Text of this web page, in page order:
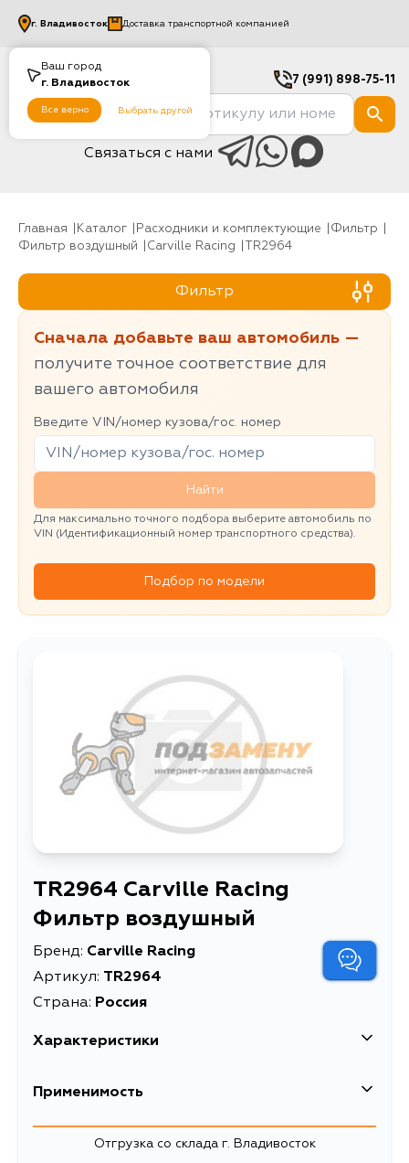
Ваш город
г. Владивосток
Все верно Выбрать другой
г. Владивосток Доставка транспортной компанией
7 (991) 898-75-11
Связаться с нами
Главная Каталог Расходники и комплектующие
фильтр
Фильтр воздушный
Carville Racing TR2964
Фильтр
Сначала добавьте ваш автомобиль —
получите точное соответствие для
вашего автомобиля
Введите VIN/номер кузова/гос. номер
Найти
Для максимально точного подбора выберите автомобиль по
VIN (Идентификационный номер транспортного средства).
Подбор по модели
TR2964 Carville Racing
Фильтр воздушный
Бренд: Carville Racing
Артикул: TR2964
Страна: Россия
Характеристики
EAN-13
Фильтр воздушный
Применимость
Отгрузка со склада г. Владивосток